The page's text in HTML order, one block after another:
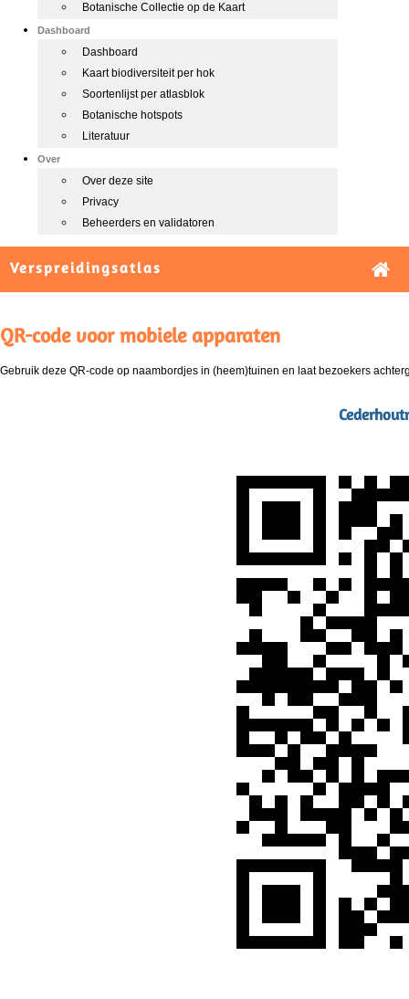
Botanische Collectie op de Kaart
Dashboard
Dashboard
Kaart biodiversiteit per hok
Soortenlijst per atlasblok
Botanische hotspots
Literatuur
Over
Over deze site
Privacy
Beheerders en validatoren
Verspreidingsatlas
QR-code voor mobiele apparaten
Gebruik deze QR-code op naambordjes in (heem)tuinen en laat bezoekers